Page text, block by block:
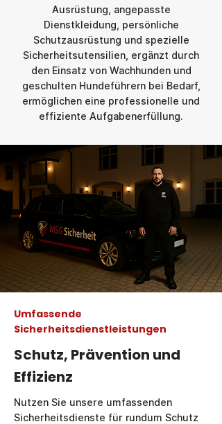
Ausrüstung, angepasste
Dienstkleidung, persönliche
Schutzausrüstung und spezielle
Sicherheitsutensilien, ergänzt durch
den Einsatz von Wachhunden und
geschulten Hundeführern bei Bedarf,
ermöglichen eine professionelle und
effiziente Aufgabenerfüllung.
Umfassende
Sicherheitsdienstleistungen
Schutz, Prävention und
Effizienz
Nutzen Sie unsere umfassenden
Sicherheitsdienste für rundum Schutz